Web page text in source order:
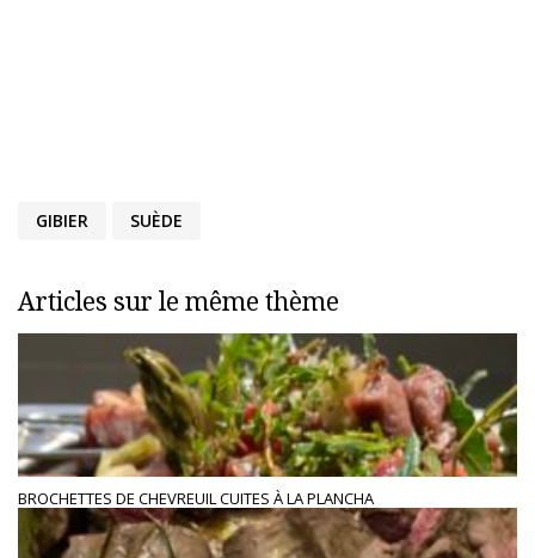
GIBIER SUÈDE
Articles sur le même thème
BROCHETTES DE CHEVREUIL CUITES À LA PLANCHA